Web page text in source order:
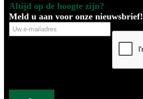
Altijd op de hoogte zijn?
Meld u aan voor onze nieuwsbrief!
Uw
e-